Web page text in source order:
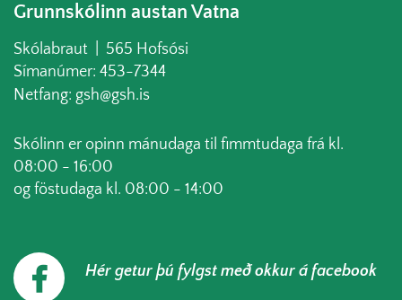
Grunnskólinn austan Vatna
Skólabraut | 565 Hofsósi
Símanúmer: 453-7344
Netfang: gsh@gsh.is
Skólinn er opinn mánudaga til fimmtudaga frá kl.
08:00 - 16:00
og föstudaga kl. 08:00 - 14:00
Hér getur þú fylgst með okkur á facebook